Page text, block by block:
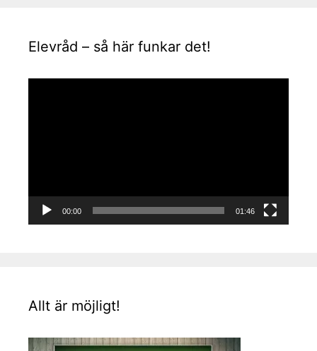
Elevråd – så här funkar det!
00:00 01:46
Allt är möjligt!